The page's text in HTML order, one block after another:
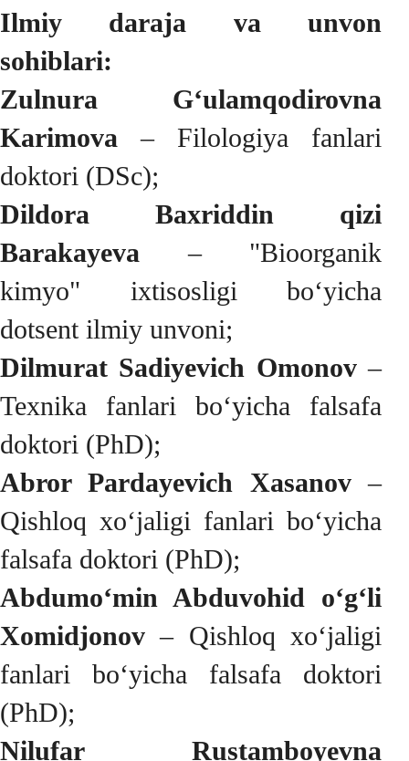
Ilmiy daraja va unvon
sohiblari:
Zulnura G‘ulamqodirovna
Karimova – Filologiya fanlari
doktori (DSc);
Dildora Baxriddin qizi
Barakayeva – "Bioorganik
kimyo" ixtisosligi bo‘yicha
dotsent ilmiy unvoni;
Dilmurat Sadiyevich Omonov–
Texnika fanlari bo‘yicha falsafa
doktori (PhD);
Abror Pardayevich Xasanov–
Qishloq xo‘jaligi fanlari bo‘yicha
falsafa doktori (PhD);
Abdumo‘min Abduvohid o‘g‘li
Xomidjonov – Qishloq xo‘jaligi
fanlari bo‘yicha falsafa doktori
(PhD);
Nilufar Rustamboyevna